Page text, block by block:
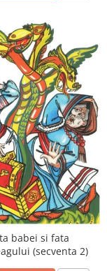
babei si fata
(secventa 2)